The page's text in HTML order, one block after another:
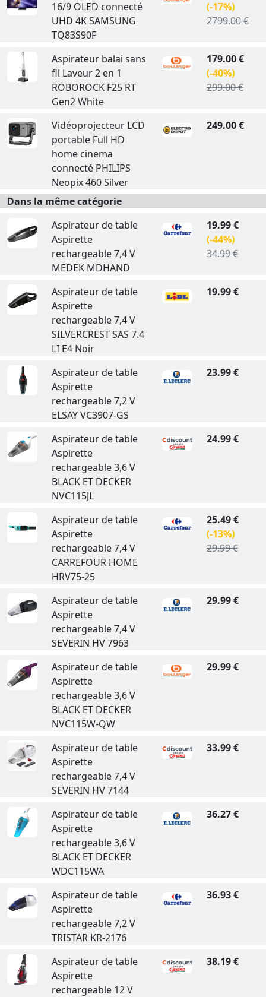
16/9 OLED connecté
UHD 4K SAMSUNG
TQ83S90F
(-17%)
2799.00 €
Aspirateur balai sans
fil Laveur 2 en 1
ROBOROCK F25 RT
Gen2 White
179.00 €
(-40%)
299.00 €
Vidéoprojecteur LCD
portable Full HD
home cinema
connecté PHILIPS
Neopix 460 Silver
249.00 €
Dans la même catégorie
Aspirateur de table
Aspirette
rechargeable 7,4 V
MEDEK MDHAND
19.99 €
(-44%)
34.99 €
Aspirateur de table
Aspirette
rechargeable 7,4 V
SILVERCREST SAS 7.4
LI E4 Noir
19.99 €
Aspirateur de table
Aspirette
rechargeable 7,2 V
ELSAY VC3907-GS
23.99 €
Aspirateur de table
Aspirette
rechargeable 3,6 V
BLACK ET DECKER
NVC115JL
24.99 €
Aspirateur de table
Aspirette
rechargeable 7,4 V
CARREFOUR HOME
HRV75-25
25.49 €
(-13%)
29.99 €
Aspirateur de table
Aspirette
rechargeable 7,4 V
SEVERIN HV 7963
29.99 €
Aspirateur de table
Aspirette
rechargeable 3,6 V
BLACK ET DECKER
NVC115W-QW
29.99 €
Aspirateur de table
Aspirette
rechargeable 7,4 V
SEVERIN HV 7144
33.99 €
Aspirateur de table
Aspirette
rechargeable 3,6 V
BLACK ET DECKER
WDC115WA
36.27 €
Aspirateur de table
Aspirette
rechargeable 7,2 V
TRISTAR KR-2176
36.93 €
Aspirateur de table
Aspirette
rechargeable 12 V
38.19 €